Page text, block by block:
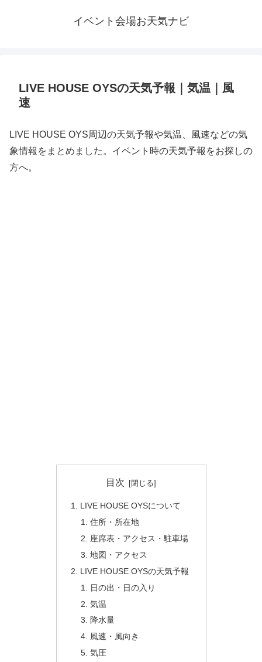
イベント会場お天気ナビ
LIVE HOUSE OYSの天気予報｜気温｜風
速
LIVE HOUSE OYS周辺の天気予報や気温、風速などの気
象情報をまとめました。イベント時の天気予報をお探しの
方へ。
目次
LIVE HOUSE OYSについて
住所・所在地
座席表・アクセス・駐車場
地図・アクセス
LIVE HOUSE OYSの天気予報
日の出・日の入り
気温
降水量
風速・風向き
気圧